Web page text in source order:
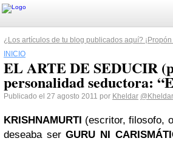
¿Los artículos de tu blog publicados aquí?
INICIO
EL ARTE DE SEDUCIR
personalidad seductora:
Publicado el 27 agosto 2011 por Kheldar
KRISHNAMURTI (escritor, filosofo,
deseaba serGURU NI